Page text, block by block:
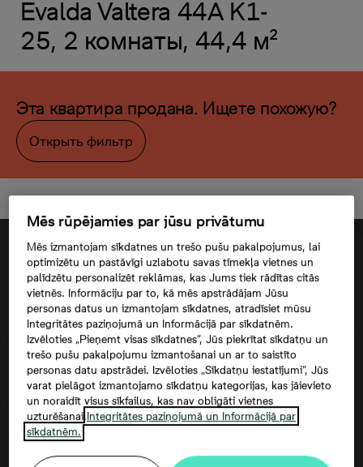
Evalda Valtera 44A K1-
25, 2 комнаты, 44,4 м²
Эта квартира продана. Ищете похожую?
Открыть фильтр
Согласие третьего лица
Mēs rūpējamies par jūsu privātumu
Mēs izmantojam sīkdatnes un trešo pušu pakalpojumus, lai
optimizētu un pastāvīgi uzlabotu savas tīmekļa vietnes un
palīdzētu personalizēt reklāmas, kas Jums tiek rādītas citās
vietnēs. Informāciju par to, kā mēs apstrādājam Jūsu
personas datus un izmantojam sīkdatnes, atradīsiet mūsu
Integritātes paziņojumā un Informācijā par sīkdatnēm.
Izvēloties „Pieņemt visas sīkdatnes”, Jūs piekrītat sīkdatņu un
trešo pušu pakalpojumu izmantošanai un ar to saistīto
personas datu apstrādei. Izvēloties „Sīkdatņu iestatījumi”, Jūs
varat pielāgot izmantojamo sīkdatņu kategorijas, kas jāievieto
un noraidīt visus sīkfailus, kas nav obligāti vietnes
uzturēšanai.Integritātes paziņojumā un Informācijā par
sīkdatnēm.